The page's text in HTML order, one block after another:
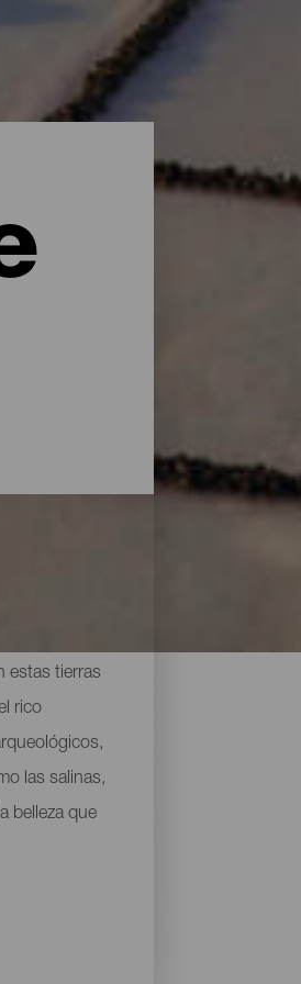
estas tierras
rico
las salinas,
belleza que